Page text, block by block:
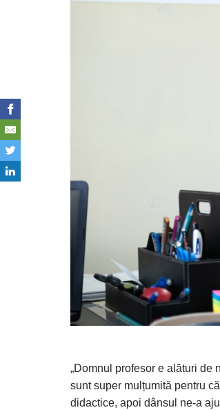
„Domnul profesor e alături de
sunt super mulțumită pentru
didactice, apoi dânsul ne-a